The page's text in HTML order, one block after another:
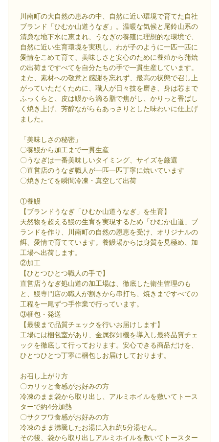
川南町の大自然の恵みの中、自然に近い環境で育てた自社
ブランド「ひむか山道うなぎ」。温暖な気候と尾鈴山系の
清廉な地下水に恵まれ、うなぎの養殖に理想的な環境で、
自然に近い生育環境を実現し、わが子のように一匹一匹に
愛情をこめて育て、美味しさと安心のために養殖から蒲焼
の出荷まですべてを自分たちの手で一貫生産しています。
また、素材への敬意と感謝を忘れず、最高の状態で召し上
がっていただくために、職人が日々技を磨き、身は芯まで
ふっくらと、皮は鰻から滴る脂で焦がし、かりっと香ばし
く焼き上げ、芳醇ながらもあっさりとした味わいに仕上げ
ました。
「美味しさの秘密」
〇養鰻から加工まで一貫生産
〇うなぎは一番美味しいタイミング、サイズを厳選
〇直営店のうなぎ職人が一匹一匹丁寧に焼いています
〇焼きたてを瞬間冷凍・真空して出荷
①養鰻
【ブランドうなぎ「ひむか山道うなぎ」を生育】
天然物を超える鰻の生育を実現するため「ひむか山道」ブ
ランドを作り、川南町の自然の恩恵を受け、オリジナルの
餌、愛情で育てています。養鰻場からは身質を見極め、加
工場へ出荷します。
②加工
【ひとつひとつ職人の手で】
直営店うなぎ処山道の加工場は、徹底した衛生管理のも
と、鰻専門店の職人が割きから串打ち、焼きまですべての
工程を一尾ずつ手作業で行っています。
③梱包・発送
【最後まで品質チェックを行いお届けします】
工場には梱包室があり、金属探知機を導入し最終品質チェ
ックを徹底して行っております。安心できる商品だけを、
ひとつひとつ丁寧に梱包しお届けしております。
お召し上がり方
〇カリッと食感がお好みの方
冷凍のまま袋から取り出し、アルミホイルを敷いてトース
ターで約4分加熱
〇サクフワ食感がお好みの方
冷凍のまま沸騰したお湯に入れ約5分湯せん。
その後、袋から取り出しアルミホイルを敷いてトースター